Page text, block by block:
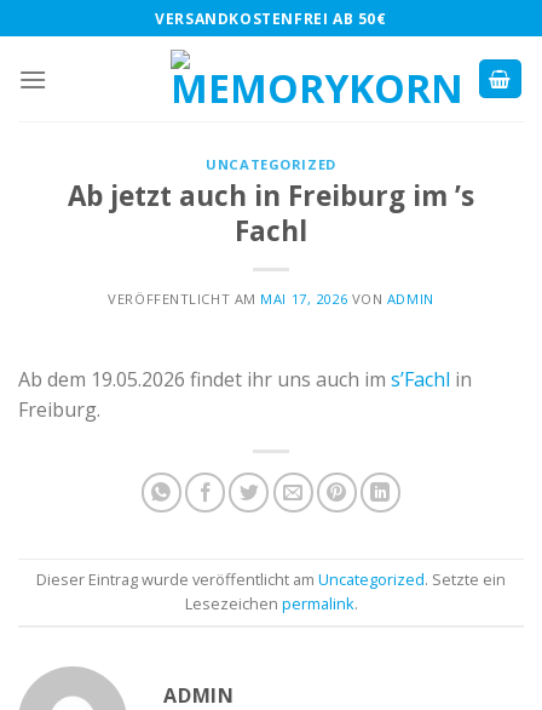
to
content
VERSANDKOSTENFREI AB 50€
UNCATEGORIZED
Ab jetzt auch in Freiburg im ’s
Fachl
VERÖFFENTLICHT AM MAI 17, 2026 VON ADMIN
Ab dem 19.05.2026 findet ihr uns auch im s’Fachl in
Freiburg.
Dieser Eintrag wurde veröffentlicht am Uncategorized. Setzte ein
Lesezeichen permalink.
ADMIN